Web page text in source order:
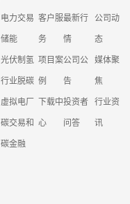
电力交易
储能
光伏制氢
行业脱碳
虚拟电厂
碳交易和
碳金融
客户服
务
项目案
例
下载中
心
最新行
情
公司公
告
投资者
问答
公司动
态
媒体聚
焦
行业资
讯